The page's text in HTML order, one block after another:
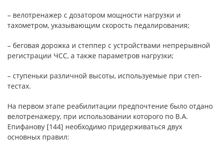
– велотренажер с дозатором мощности нагрузки и
тахометром, указывающим скорость педалирования;
– беговая дорожка и степпер с устройствами непрерывной
регистрации ЧСС, а также параметров нагрузки;
– ступеньки различной высоты, используемые при степ-
тестах.
На первом этапе реабилитации предпочтение было отдано
велотренажеру, при использовании которого по В.А.
Епифанову [144] необходимо придерживаться двух
основных правил: